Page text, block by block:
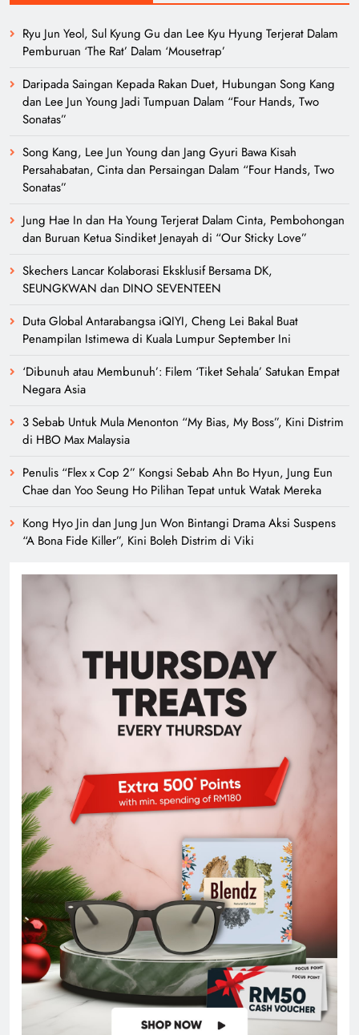
Ryu Jun Yeol, Sul Kyung Gu dan Lee Kyu Hyung Terjerat Dalam
Pemburuan ‘The Rat’ Dalam ‘Mousetrap’
Daripada Saingan Kepada Rakan Duet, Hubungan Song Kang
dan Lee Jun Young Jadi Tumpuan Dalam “Four Hands, Two
Sonatas”
Song Kang, Lee Jun Young dan Jang Gyuri Bawa Kisah
Persahabatan, Cinta dan Persaingan Dalam “Four Hands, Two
Sonatas”
Jung Hae In dan Ha Young Terjerat Dalam Cinta, Pembohongan
dan Buruan Ketua Sindiket Jenayah di “Our Sticky Love”
Skechers Lancar Kolaborasi Eksklusif Bersama DK,
SEUNGKWAN dan DINO SEVENTEEN
Duta Global Antarabangsa iQIYI, Cheng Lei Bakal Buat
Penampilan Istimewa di Kuala Lumpur September Ini
‘Dibunuh atau Membunuh’: Filem ‘Tiket Sehala’ Satukan Empat
Negara Asia
3 Sebab Untuk Mula Menonton “My Bias, My Boss”, Kini Distrim
di HBO Max Malaysia
Penulis “Flex x Cop 2” Kongsi Sebab Ahn Bo Hyun, Jung Eun
Chae dan Yoo Seung Ho Pilihan Tepat untuk Watak Mereka
Kong Hyo Jin dan Jung Jun Won Bintangi Drama Aksi Suspens
“A Bona Fide Killer”, Kini Boleh Distrim di Viki